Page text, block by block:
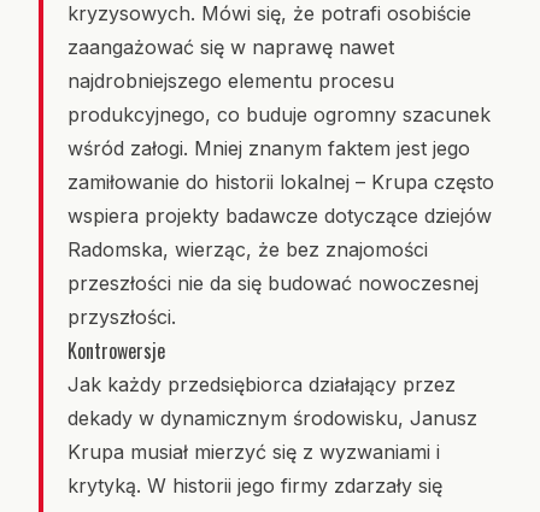
kryzysowych. Mówi się, że potrafi osobiście
zaangażować się w naprawę nawet
najdrobniejszego elementu procesu
produkcyjnego, co buduje ogromny szacunek
wśród załogi. Mniej znanym faktem jest jego
zamiłowanie do historii lokalnej – Krupa często
wspiera projekty badawcze dotyczące dziejów
Radomska, wierząc, że bez znajomości
przeszłości nie da się budować nowoczesnej
przyszłości.
Kontrowersje
Jak każdy przedsiębiorca działający przez
dekady w dynamicznym środowisku, Janusz
Krupa musiał mierzyć się z wyzwaniami i
krytyką. W historii jego firmy zdarzały się